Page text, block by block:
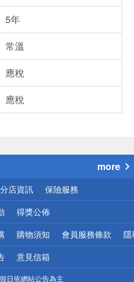
5年
常溫
應稅
應稅
！
more
分店資訊 保險服務
得獎公佈
購物須知 會員服務條款 隱
意見信箱
日依網站公告為主